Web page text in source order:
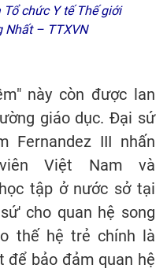
chức Y tế Thế giới
Nhất – TTXVN
này còn được lan
giáo dục. Đại sứ
Fernandez III nhấn
Việt Nam và
tập ở nước sở tại
cho quan hệ song
thế hệ trẻ chính là
để bảo đảm quan hệ